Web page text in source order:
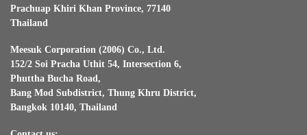
Prachuap Khiri Khan Province, 77140
Thailand
Meesuk Corporation (2006) Co., Ltd.
152/2 Soi Pracha Uthit 54, Intersection 6,
Phuttha Bucha Road,
Bang Mod Subdistrict, Thung Khru District,
Bangkok 10140, Thailand